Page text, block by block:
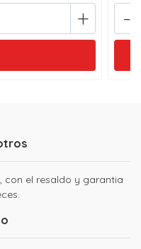
+ -
con el resaldo y garantia